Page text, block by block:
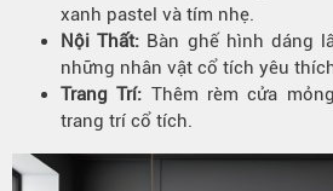
xanh pastel và tím nhẹ.
Nội Thất: Bàn ghế hình dáng
những nhân vật cổ tích yêu
Trang Trí: Thêm rèm cửa
trang trí cổ tích.